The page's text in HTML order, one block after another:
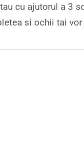
cu ajutorul a 3
si ochii tai